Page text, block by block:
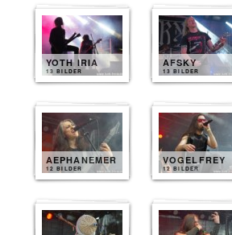
YOTH IRIA
13 BILDER
AFSKY
13 BILDER
AEPHANEMER
12 BILDER
VOGELFREY
12 BILDER